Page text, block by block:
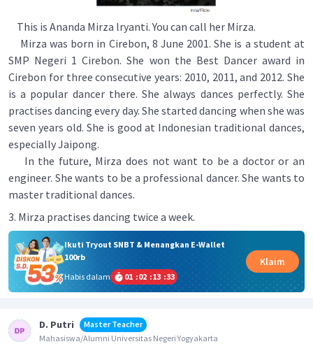
This is Ananda Mirza lryanti. You can call her Mirza.
Mirza was born in Cirebon, 8 June 2001. She is a student at
SMP Negeri 1 Cirebon. She won the Best Dancer award in
Cirebon for three consecutive years: 2010, 2011, and 2012. She
is a popular dancer there. She always dances perfectly. She
practises dancing every day. She started dancing when she was
seven years old. She is good at Indonesian traditional dances,
especially Jaipong.
In the future, Mirza does not want to be a doctor or an
engineer. She wants to be a professional dancer. She wants to
master traditional dances.
3. Mirza practises dancing twice a week.
Ikuti Tryout SNBT & Menangkan E-Wallet
100rb
Habis dalam
01 :02 :13 :33
Klaim
D. Putri
Master Teacher
Mahasiswa/Alumni Universitas Negeri Yogyakarta